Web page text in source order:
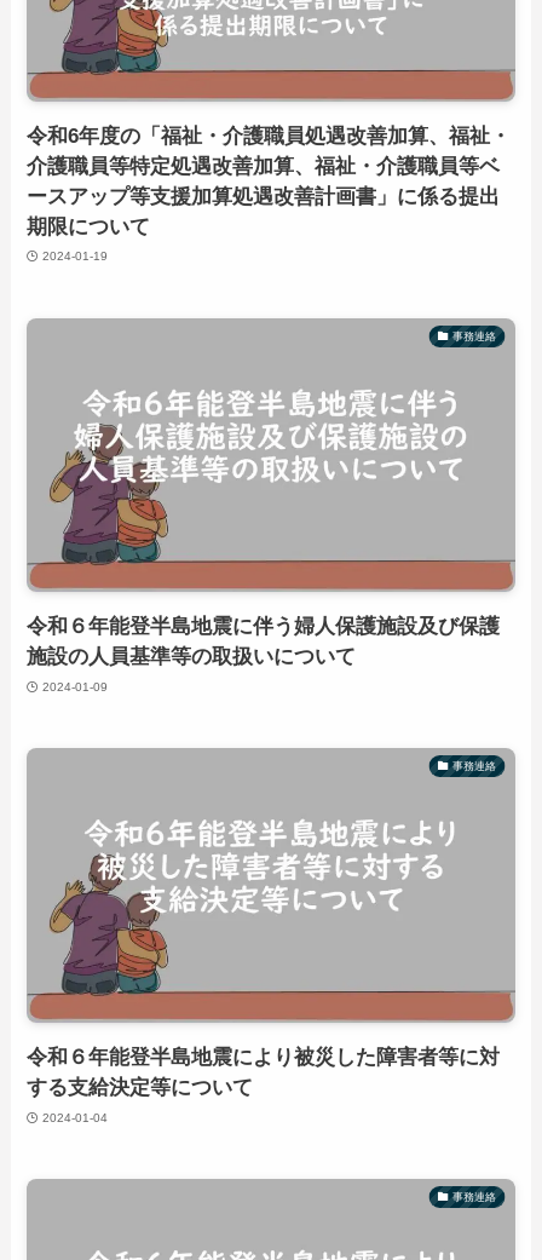
令和6年度の「福祉・介護職員処遇改善加算、福祉・
介護職員等特定処遇改善加算、福祉・介護職員等ベ
ースアップ等支援加算処遇改善計画書」に係る提出
期限について
2024-01-19
事務連絡
令和６年能登半島地震に伴う婦人保護施設及び保護
施設の人員基準等の取扱いについて
2024-01-09
事務連絡
令和６年能登半島地震により被災した障害者等に対
する支給決定等について
2024-01-04
事務連絡